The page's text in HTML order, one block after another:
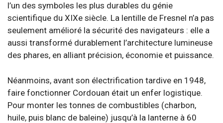
l’un des symboles les plus durables du génie
scientifique du XIXe siècle. La lentille de Fresnel n’a pas
seulement amélioré la sécurité des navigateurs : elle a
aussi transformé durablement l’architecture lumineuse
des phares, en alliant précision, économie et puissance.
Néanmoins, avant son électrification tardive en 1948,
faire fonctionner Cordouan était un enfer logistique.
Pour monter les tonnes de combustibles (charbon,
huile, puis blanc de baleine) jusqu’à la lanterne à 60